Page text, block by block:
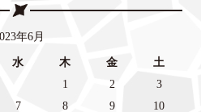
年6月
水 木 金
土
1
2
3
7 8 9 10